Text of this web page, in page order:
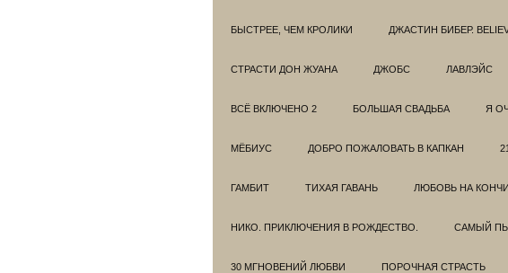
БЫСТРЕЕ, ЧЕМ КРОЛИКИ ДЖАСТИН БИБЕР.
СТРАСТИ ДОН ЖУАНА ДЖОБС ЛАВЛЭЙС
ВСЁ ВКЛЮЧЕНО 2 БОЛЬШАЯ СВАДЬБА Я
МЁБИУС ДОБРО ПОЖАЛОВАТЬ В КАПКАН
ГАМБИТ ТИХАЯ ГАВАНЬ ЛЮБОВЬ НА
НИКО. ПРИКЛЮЧЕНИЯ В РОЖДЕСТВО. САМЫЙ
30 МГНОВЕНИЙ ЛЮБВИ ПОРОЧНАЯ СТРАСТЬ